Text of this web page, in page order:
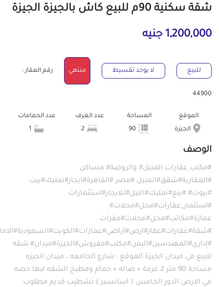
شقة سكنية 90م للبيع كاش بالجيزة الجيزة
1,200,000 جنيه
للبيع لا يوجد تقسيط منتهي رقم العقار :
44900
الموقع
الجيزة
المساحة
عدد الغرف
عدد الحمامات
الوصف
#مكتب عقارات المنيل# والروضة# مساكن
#العقارية#شقق#المنيل #مصر #القاهرة#ايجار#تمليك#بيت
#بيوت# #بيع#تمليك#النيل#للايجار#استثمارات
#استثمار_عقارات#محل#محلات#
عمارة#مكاتب#محل#محلات#مقرات
#إداري#المهندسين#اليمن#مكتب#مفروش#الجيزة#ميدان# شقه
للبيع في ميدان الجيزة الموقع : شارع الجامعه ، ميدان الجيزه
مساحة 90 متر 2 غرفة + صاله + حمام ومطبخ الشقه ليها حصه
في الارض الدور الخامس ( اسانسير ) تشطيب قديم مطلوب